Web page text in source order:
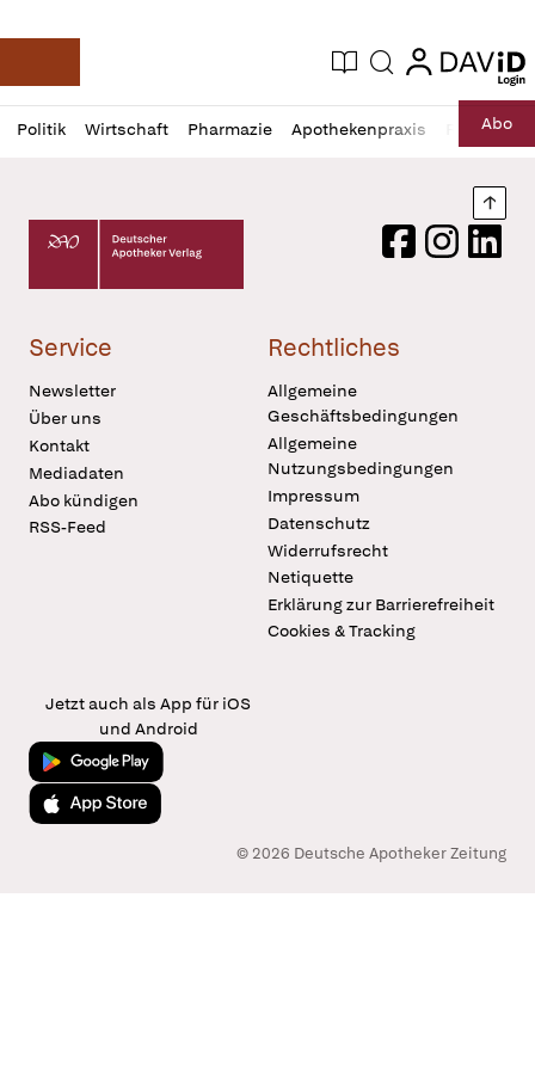
Deutsche Apotheker Zeitung
Aktuelle Ausgabe
Suche login
login
Politik Wirtschaft Pharmazie Apothekenpraxis RechtAbo
Profil
öffnen
Daz
Pur
Deutscher Apotheker Verlag Logo
FacebookInstagram
Service
Newsletter
Über uns
Kontakt
Mediadaten
Abo kündigen
RSS-Feed
Rechtliches
Allgemeine
Geschäftsbedingungen
Allgemeine
Nutzungsbedingungen
Impressum
Datenschutz
Widerrufsrecht
Netiquette
Erklärung zur Barrierefreiheit
Cookies & Tracking
Jetzt auch als App für iOS
und Android
Jetzt bei Google Play
Laden im App Store
© 2026 Deutsche Apotheker Zeitung